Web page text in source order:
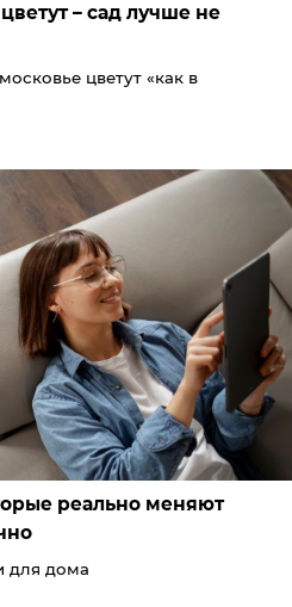
– сад лучше не
цветут «как в
реально меняют
для дома